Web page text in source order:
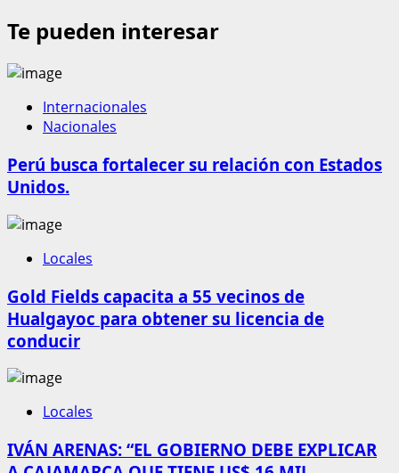
Te pueden interesar
Internacionales
Nacionales
Perú busca fortalecer su relación con Estados
Unidos.
Locales
Gold Fields capacita a 55 vecinos de
Hualgayoc para obtener su licencia de
conducir
Locales
IVÁN ARENAS: “EL GOBIERNO DEBE EXPLICAR